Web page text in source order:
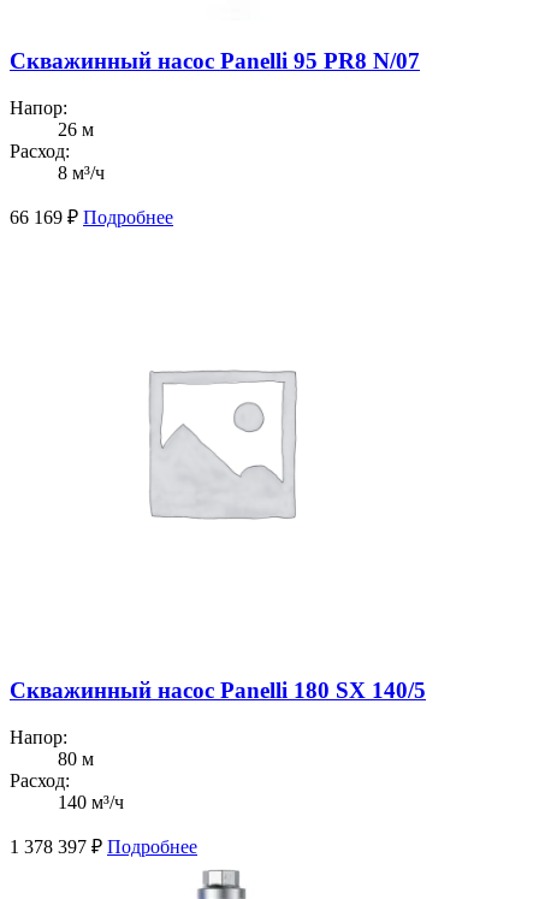
Скважинный насос Panelli 95 PR8 N/07
Напор:
26 м
Расход:
8 м³/ч
66 169 ₽ Подробнее
Скважинный насос Panelli 180 SX 140/5
Напор:
80 м
Расход:
140 м³/ч
1 378 397 ₽ Подробнее